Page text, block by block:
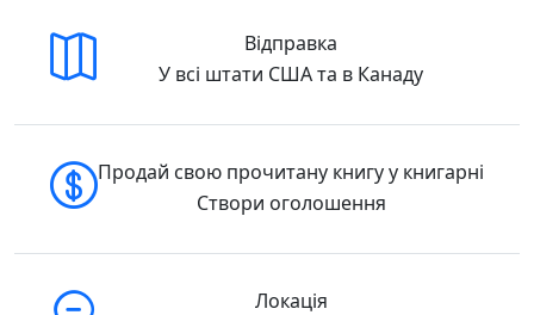
Відправка
У всі штати США та в Канаду
Продай свою прочитану книгу у книгарні
Створи оголошення
Локація